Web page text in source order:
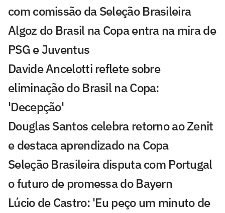
com comissão da Seleção Brasileira
Algoz do Brasil na Copa entra na mira de
PSG e Juventus
Davide Ancelotti reflete sobre
eliminação do Brasil na Copa:
'Decepção'
Douglas Santos celebra retorno ao Zenit
e destaca aprendizado na Copa
Seleção Brasileira disputa com Portugal
o futuro de promessa do Bayern
Lúcio de Castro: 'Eu peço um minuto de